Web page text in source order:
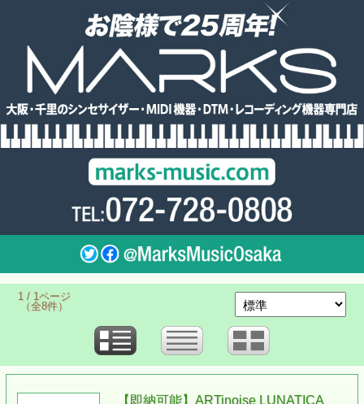
1 / 1ページ
（全8件）
【即納可能】ARTinoise LUNATICA